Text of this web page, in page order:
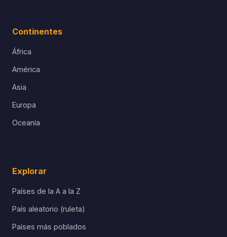
Continentes
África
América
Asia
Europa
Oceanía
Explorar
Países de la A a la Z
País aleatorio (ruleta)
Países más poblados